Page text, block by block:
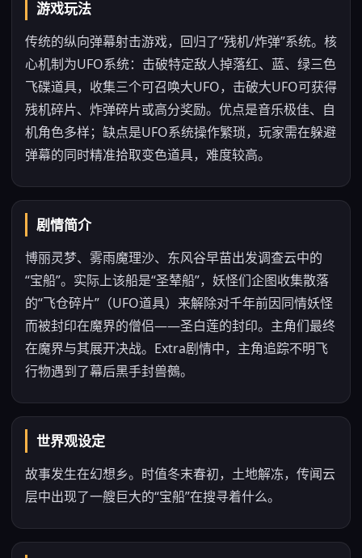
游戏玩法
传统的纵向弹幕射击游戏，回归了“残机/炸弹”系统。核
心机制为UFO系统：击破特定敌人掉落红、蓝、绿三色
飞碟道具，收集三个可召唤大UFO，击破大UFO可获得
残机碎片、炸弹碎片或高分奖励。优点是音乐极佳、自
机角色多样；缺点是UFO系统操作繁琐，玩家需在躲避
弹幕的同时精准拾取变色道具，难度较高。
剧情简介
博丽灵梦、雾雨魔理沙、东风谷早苗出发调查云中的
“宝船”。实际上该船是“圣辇船”，妖怪们企图收集散落
的“飞仓碎片”（UFO道具）来解除对千年前因同情妖怪
而被封印在魔界的僧侣——圣白莲的封印。主角们最终
在魔界与其展开决战。Extra剧情中，主角追踪不明飞
行物遇到了幕后黑手封兽鵺。
世界观设定
故事发生在幻想乡。时值冬末春初，土地解冻，传闻云
层中出现了一艘巨大的“宝船”在搜寻着什么。